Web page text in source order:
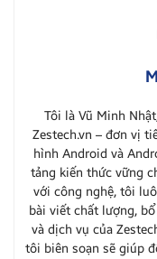
Tôi là Vũ Minh
Zestech.vn – đơn vị
hình Android và
tảng kiến thức vững
với công nghệ, tôi
bài viết chất lượng,
và dịch vụ của
tôi biên soạn sẽ giúp